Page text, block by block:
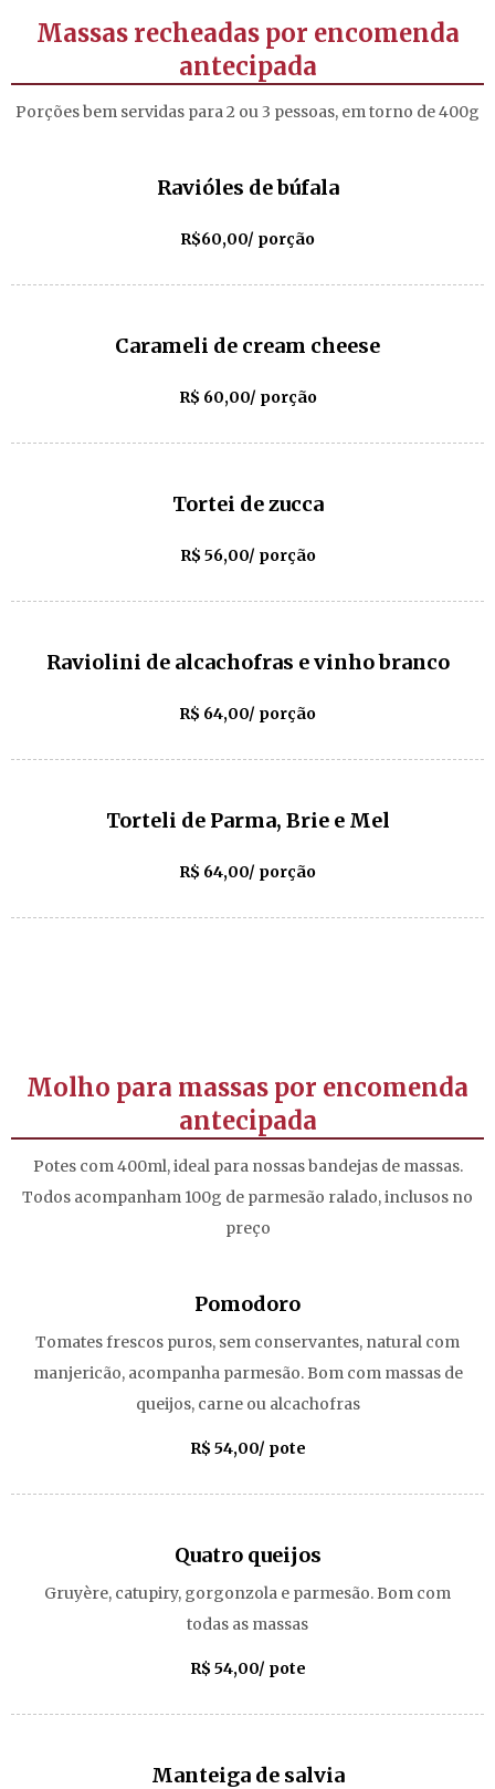
Massas recheadas por encomenda
antecipada
Porções bem servidas para 2 ou 3 pessoas, em torno de 400g
Ravióles de búfala
R$60,00/ porção
Carameli de cream cheese
R$ 60,00/ porção
Tortei de zucca
R$ 56,00/ porção
Raviolini de alcachofras e vinho branco
R$ 64,00/ porção
Torteli de Parma, Brie e Mel
R$ 64,00/ porção
Molho para massas por encomenda
antecipada
Potes com 400ml, ideal para nossas bandejas de massas.
Todos acompanham 100g de parmesão ralado, inclusos no
preço
Pomodoro
Tomates frescos puros, sem conservantes, natural com
manjericão, acompanha parmesão. Bom com massas de
queijos, carne ou alcachofras
R$ 54,00/ pote
Quatro queijos
Gruyère, catupiry, gorgonzola e parmesão. Bom com
todas as massas
R$ 54,00/ pote
Manteiga de salvia